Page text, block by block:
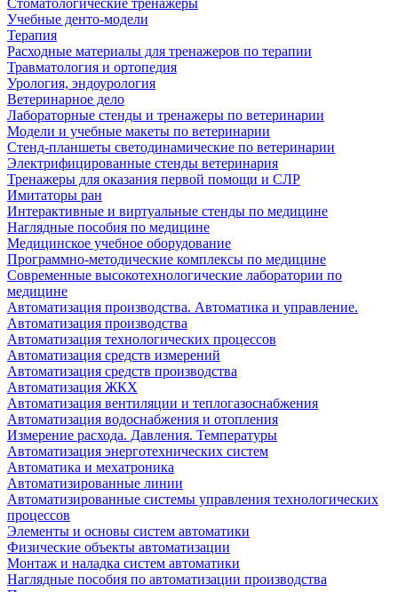
Стоматологические тренажеры
Учебные денто-модели
Терапия
Расходные материалы для тренажеров по терапии
Травматология и ортопедия
Урология, эндоурология
Ветеринарное дело
Лабораторные стенды и тренажеры по ветеринарии
Модели и учебные макеты по ветеринарии
Стенд-планшеты светодинамические по ветеринарии
Электрифицированные стенды ветеринария
Тренажеры для оказания первой помощи и СЛР
Имитаторы ран
Интерактивные и виртуальные стенды по медицине
Наглядные пособия по медицине
Медицинское учебное оборудование
Программно-методические комплексы по медицине
Современные высокотехнологические лаборатории по
медицине
Автоматизация производства. Автоматика и управление.
Автоматизация производства
Автоматизация технологических процессов
Автоматизация средств измерений
Автоматизация средств производства
Автоматизация ЖКХ
Автоматизация вентиляции и теплогазоснабжения
Автоматизация водоснабжения и отопления
Измерение расхода. Давления. Температуры
Автоматизация энерготехнических систем
Автоматика и мехатроника
Автоматизированные линии
Автоматизированные системы управления технологических
процессов
Элементы и основы систем автоматики
Физические объекты автоматизации
Монтаж и наладка систем автоматики
Наглядные пособия по автоматизации производства